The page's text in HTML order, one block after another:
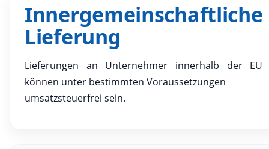
Innergemeinschaftliche
Lieferung
Lieferungen an Unternehmer innerhalb der EU
können unter bestimmten Voraussetzungen
umsatzsteuerfrei sein.